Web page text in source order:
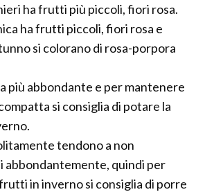
ha frutti più piccoli, fiori rosa.
ha frutti piccoli, fiori rosa e
si colorano di rosa-porpora
più abbondante e per mantenere
si consiglia di potare la
tendono a non
abbondantemente, quindi per
in inverno si consiglia di porre